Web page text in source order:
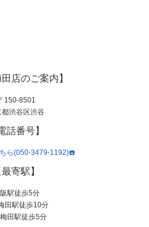
田店のご案内】
150-8501
都渋谷区渋谷
話番号】
ら(050-3479-1192)☎️
最寄駅】
駅徒歩5分
田駅徒歩10分
田駅徒歩5分